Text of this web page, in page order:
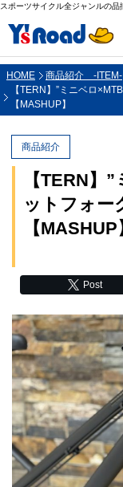
スポーツサイクル全ジャンルの
HOME 商品紹介 -ITEM-
【TERN】”ミニベロ
【MASHUP】
商品紹介
【TERN】
ットフォー
【MASHUP
Post